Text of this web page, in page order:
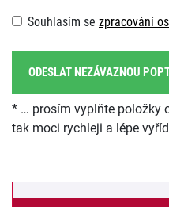
Souhlasím se zpracování
ODESLAT NEZÁVAZNOU
* … prosím vyplňte položky
tak moci rychleji a lépe